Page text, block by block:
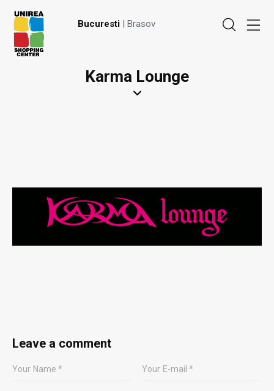
Bucuresti | Brasov
Karma Lounge
Leave a comment